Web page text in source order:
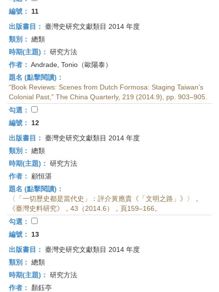
編號：
11
出版書目： 臺灣史研究文獻類目 2014 年度
類別： 總類
時期(主題)： 研究方法
作者： Andrade, Tonio（歐陽泰）
題名 (點擊閱讀)：
“Book Reviews: Scenes from Dutch Formosa: Staging Taiwan’s
Colonial Past,” The China Quarterly, 219 (2014.9), pp. 903–905.
勾選：
編號：
12
出版書目： 臺灣史研究文獻類目 2014 年度
類別： 總類
時期(主題)： 研究方法
作者：
顧恒湛
題名 (點擊閱讀)：
〈「一切歷史都是當代史」：評介黃應貴《「文明之路」》〉，
《臺灣史料研究》，43（2014.6），頁159–166。
勾選：
編號：
13
出版書目： 臺灣史研究文獻類目 2014 年度
類別： 總類
時期(主題)： 研究方法
作者：
顏鈺亭